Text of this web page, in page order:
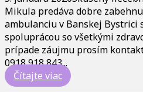
Mikula predáva dobre
ambulanciu v Banskej Bystrici
spoluprácou so všetkými
prípade záujmu prosím
0918 918 843...
Čítajte viac